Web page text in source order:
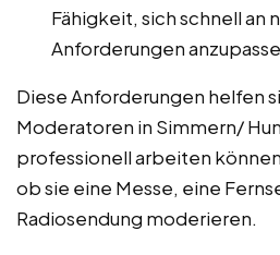
Fähigkeit, sich schnell an
Anforderungen
Diese Anforderungen helfen
Moderatoren in Simmern/
professionell arbeiten
ob sie eine Messe, eine
Radiosendung moderieren.